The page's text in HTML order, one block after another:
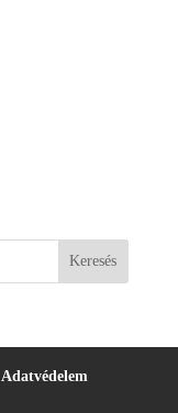
Adatvédelem